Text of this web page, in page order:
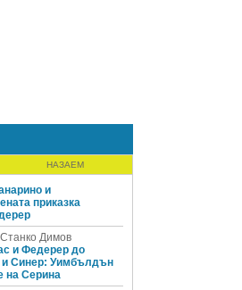
НАЗАЕМ
и
приказка
Димов
и Федерер до
и Синер: Уимбълдън
на Серина